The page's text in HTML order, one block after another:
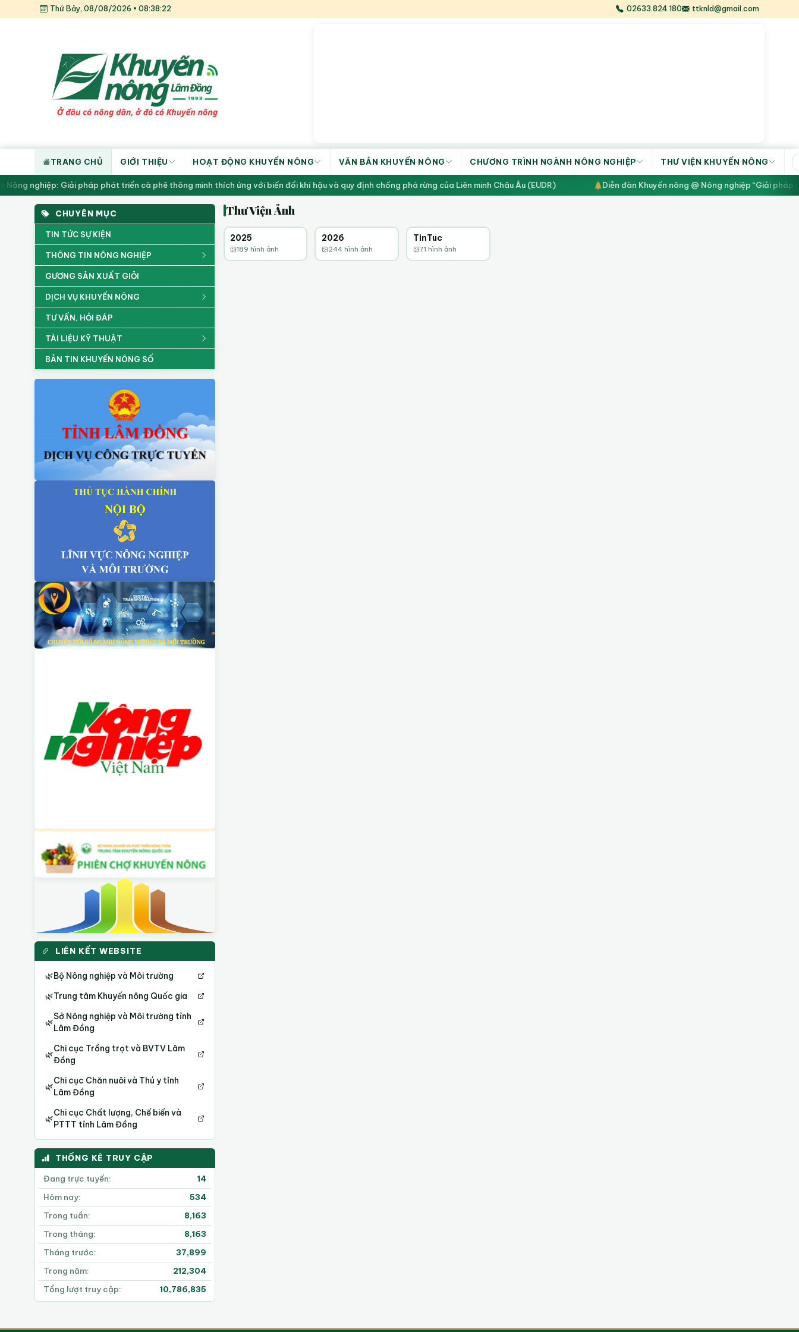
Thứ Bảy, 08/08/2026 • 08:38:22 02633.824.180 ttknld@gmail.com
TRANG CHỦ GIỚI THIỆU HOẠT ĐỘNG KHUYẾN NÔNG VĂN BẢN KHUYẾN NÔNG CHƯƠNG TRÌNH NGÀNH NÔNG NGHIỆP THƯ VIỆN KHUYẾN NÔNG
nghiệp: Giải pháp phát triển cà phê thông minh thích ứng với biến đổi khí hậu và quy định chống phá rừng của Liên minh Châu Âu (EUDR) Diễn đàn Khuyến nông @ Nông nghiệp “Giải pháp
CHUYÊN MỤC
TIN TỨC SỰ KIỆN
THÔNG TIN NÔNG NGHIỆP
GƯƠNG SẢN XUẤT GIỎI
DỊCH VỤ KHUYẾN NÔNG
TƯ VẤN, HỎI ĐÁP
TÀI LIỆU KỸ THUẬT
BẢN TIN KHUYẾN NÔNG SỐ
LIÊN KẾT WEBSITE
🌿Bộ Nông nghiệp và Môi trường
🌿Trung tâm Khuyến nông Quốc gia
🌿
Sở Nông nghiệp và Môi trường tỉnh
Lâm Đồng
🌿
Chi cục Trồng trọt và BVTV Lâm
Đồng
🌿
Chi cục Chăn nuôi và Thú y tỉnh
Lâm Đồng
🌿
Chi cục Chất lượng, Chế biến và
PTTT tỉnh Lâm Đồng
THỐNG KÊ TRUY CẬP
Đang trực tuyến:
14
Hôm nay:
534
Trong tuần:
8,163
Trong tháng:
8,163
Tháng trước:
37,899
Trong năm:
212,304
Tổng lượt truy cập:
10,786,835
Thư Viện Ảnh
Có thư mục
2025
189 hình ảnh
2026
244 hình ảnh
TinTuc
71 hình ảnh